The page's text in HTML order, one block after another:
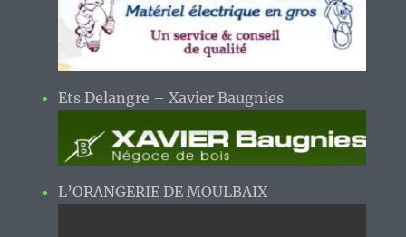
Ets Delangre – Xavier Baugnies
L’ORANGERIE DE MOULBAIX